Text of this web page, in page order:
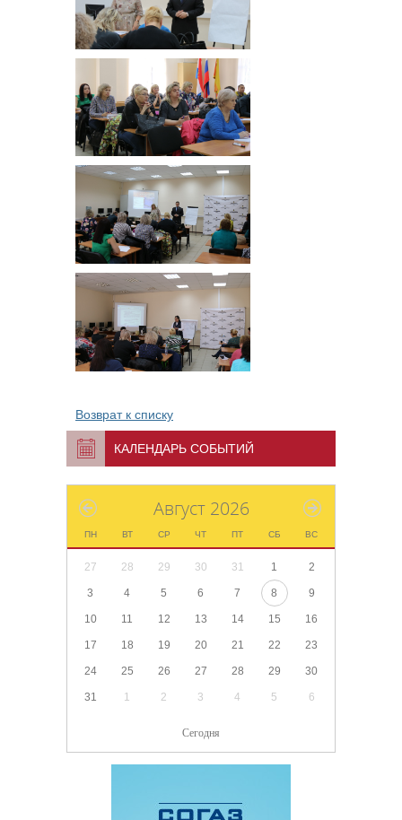
Возврат к списку
КАЛЕНДАРЬ СОБЫТИЙ
Август 2026
ПН ВТ СР ЧТ ПТ СБ ВС
27 28 29 30 31 1 2
3 4 5 6 7 8 9
10 11 12 13 14 15 16
17 18 19 20 21 22 23
24 25 26 27 28 29 30
31 1 2 3 4 5 6
Сегодня